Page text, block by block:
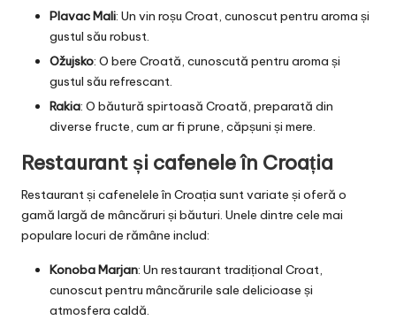
Plavac Mali: Un vin roșu Croat, cunoscut pentru aroma și
gustul său robust.
Ožujsko: O bere Croată, cunoscută pentru aroma și
gustul său refrescant.
Rakia: O băutură spirtoasă Croată, preparată din
diverse fructe, cum ar fi prune, căpșuni și mere.
Restaurant și cafenele în Croația
Restaurant și cafenelele în Croația sunt variate și oferă o
gamă largă de mâncăruri și băuturi. Unele dintre cele mai
populare locuri de rămâne includ:
Konoba Marjan: Un restaurant tradițional Croat,
cunoscut pentru mâncărurile sale delicioase și
atmosfera caldă.